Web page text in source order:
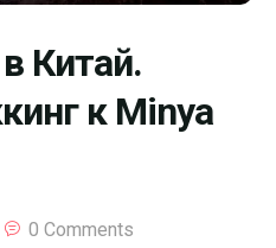
Китай.
к Minya
0 Comments